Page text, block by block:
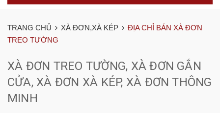
TRANG CHỦ XÀ ĐƠN,XÀ KÉP
ĐỊA CHỈ BÁN XÀ ĐƠN
TREO TƯỜNG
XÀ ĐƠN TREO TƯỜNG, XÀ ĐƠN GẮN
CỬA, XÀ ĐƠN XÀ KÉP, XÀ ĐƠN THÔNG
MINH